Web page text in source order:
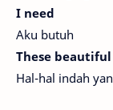
I need
Aku butuh
These
Hal-hal indah